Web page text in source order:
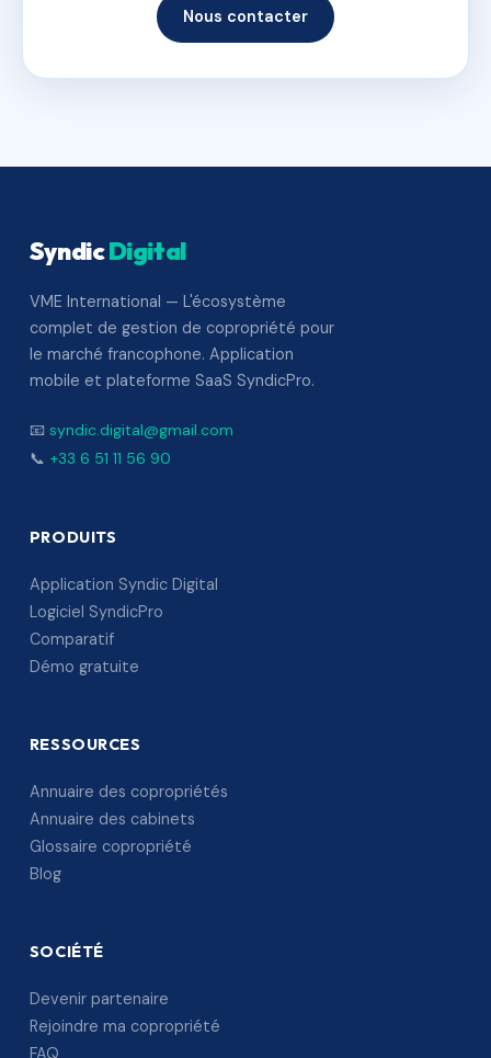
Nous contacter
SyndicDigital
VME International — L'écosystème
complet de gestion de copropriété pour
le marché francophone. Application
mobile et plateforme SaaS SyndicPro.
📧 syndic.digital@gmail.com
📞 +33 6 51 11 56 90
PRODUITS
Application Syndic Digital
Logiciel SyndicPro
Comparatif
Démo gratuite
RESSOURCES
Annuaire des copropriétés
Annuaire des cabinets
Glossaire copropriété
Blog
SOCIÉTÉ
Devenir partenaire
Rejoindre ma copropriété
FAQ